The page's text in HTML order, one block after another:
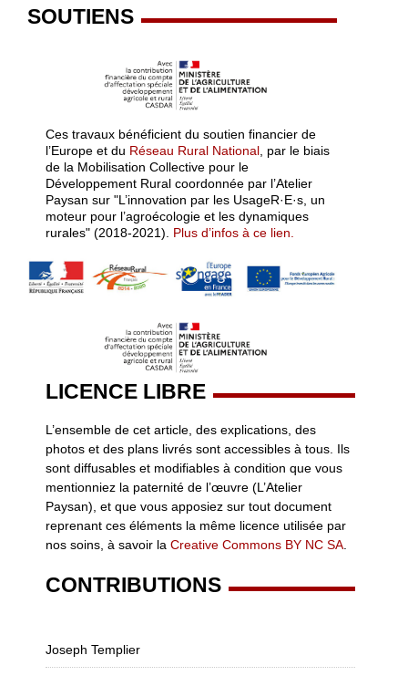
SOUTIENS
Ces travaux bénéficient du soutien financier de
l’Europe et du Réseau Rural National, par le biais
de la Mobilisation Collective pour le
Développement Rural coordonnée par l’Atelier
Paysan sur "L’innovation par les UsageR·E·s, un
moteur pour l’agroécologie et les dynamiques
rurales" (2018-2021). Plus d’infos à ce lien.
LICENCE LIBRE
L’ensemble de cet article, des explications, des
photos et des plans livrés sont accessibles à tous. Ils
sont diffusables et modifiables à condition que vous
mentionniez la paternité de l’œuvre (L’Atelier
Paysan), et que vous apposiez sur tout document
reprenant ces éléments la même licence utilisée par
nos soins, à savoir la Creative Commons BY NC SA.
CONTRIBUTIONS
Joseph Templier